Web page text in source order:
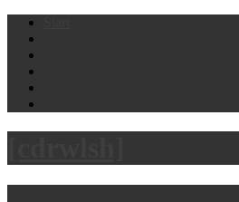
Skip
content